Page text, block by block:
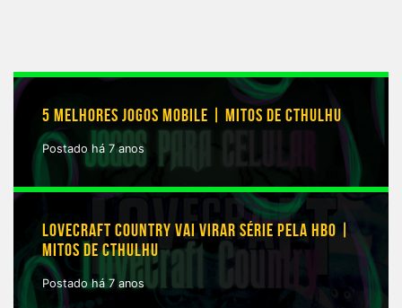
5 MELHORES JOGOS MOBILE | MITOS DE CTHULHU
Postado há 7 anos
LOVECRAFT COUNTRY VAI VIRAR SÉRIE PELA HBO |
MITOS DE CTHULHU
Postado há 7 anos